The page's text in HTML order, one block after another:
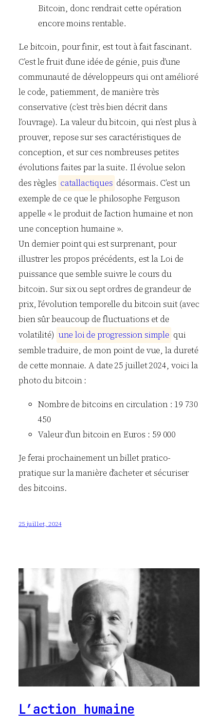
Bitcoin, donc rendrait cette opération
encore moins rentable.
Le bitcoin, pour finir, est tout à fait fascinant.
C’est le fruit d’une idée de génie, puis d’une
communauté de développeurs qui ont amélioré
le code, patiemment, de manière très
conservative (c’est très bien décrit dans
l’ouvrage). La valeur du bitcoin, qui n’est plus à
prouver, repose sur ses caractéristiques de
conception, et sur ces nombreuses petites
évolutions faites par la suite. Il évolue selon
des règles catallactiques désormais. C’est un
exemple de ce que le philosophe Ferguson
appelle « le produit de l’action humaine et non
une conception humaine ».
Un dernier point qui est surprenant, pour
illustrer les propos précédents, est la Loi de
puissance que semble suivre le cours du
bitcoin. Sur six ou sept ordres de grandeur de
prix, l’évolution temporelle du bitcoin suit (avec
bien sûr beaucoup de fluctuations et de
volatilité) une loide progression simple qui
semble traduire, de mon point de vue, la dureté
de cette monnaie. A date 25 juillet 2024, voici la
photo du bitcoin :
Nombre de bitcoins en circulation : 19 730
450
Valeur d’un bitcoin en Euros : 59 000
Je ferai prochainement un billet pratico-
pratique sur la manière d’acheter et sécuriser
des bitcoins.
25 juillet, 2024
L’action humaine